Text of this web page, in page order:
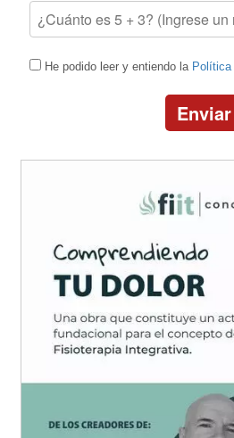
He podido leer y entiendo la
Enviar